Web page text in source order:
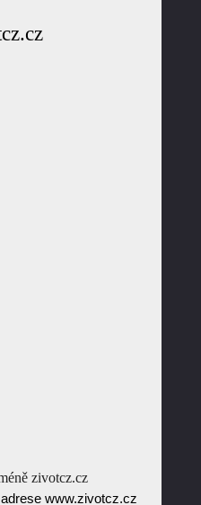
zivotcz.cz
www.zivotcz.cz